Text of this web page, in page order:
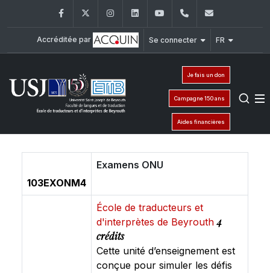
FacebookTwitter InstagramLinkedInYouTube+961 (1) 421 000
Accréditée par Se connecter FR
Je fais un don
Campagne 150 ans
Aides financières
103EXONM4
Examens ONU
École de traducteurs et
d'interprètes de Beyrouth4
crédits
Cette unité d’enseignement est
conçue pour simuler les défis